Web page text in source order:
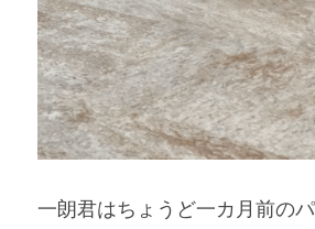
一朗君はちょうど一カ月前の